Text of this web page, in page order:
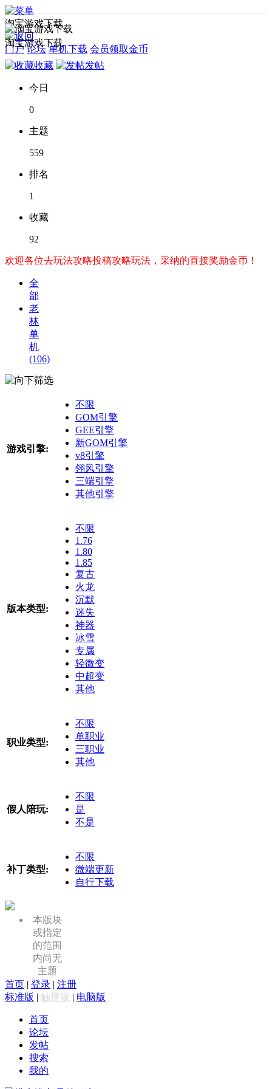
淘宝游戏下载
门户 论坛 单机下载 会员领取金币
淘宝游戏下载
收藏 发帖
今日
0
主题
559
排名
1
收藏
92
欢迎各位去玩法攻略投稿攻略玩法，采纳的直接奖励金币！
全
部
老
林
单
机
(106)
筛选
游戏引擎:
不限
GOM引擎
GEE引擎
新GOM引擎
v8引擎
翎风引擎
三端引擎
其他引擎
版本类型:
不限
1.76
1.80
1.85
复古
火龙
沉默
迷失
神器
冰雪
专属
轻微变
中超变
其他
职业类型:
不限
单职业
三职业
其他
假人陪玩:
不限
是
不是
补丁类型:
不限
微端更新
自行下载
本版块
或指定
的范围
内尚无
主题
首页 | 登录 | 注册
标准版 | 触屏版 | 电脑版
首页
论坛
发帖
搜索
我的